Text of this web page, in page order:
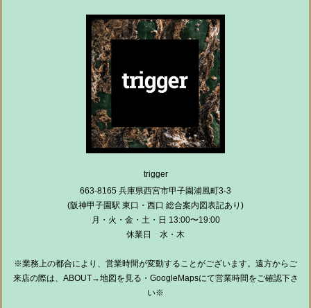
trigger
663-8165 兵庫県西宮市甲子園浦風町3-3
(阪神甲子園駅 東口・西口 総合案内図表記あり)
月・火・金・土・日 13:00〜19:00
休業日 水・木
※業務上の都合により、営業時間が変動することがございます。遠方からご
来店の際は、ABOUT→地図を見る・GoogleMapsにて営業時間をご確認下さ
い※